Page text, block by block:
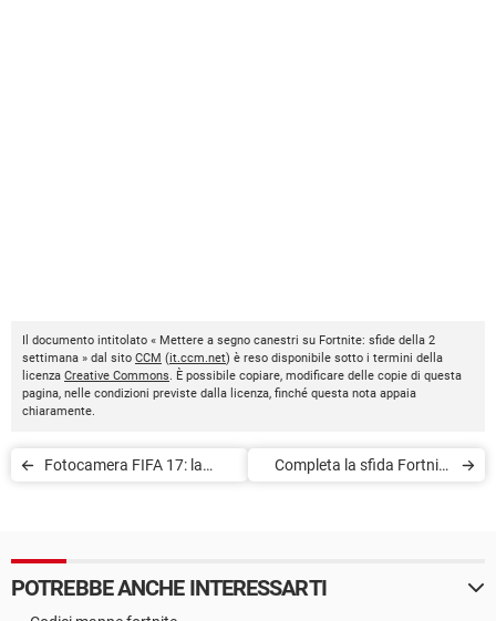
Il documento intitolato « Mettere a segno canestri su Fortnite: sfide della 2
settimana » dal sito CCM (it.ccm.net) è reso disponibile sotto i termini della
licenza Creative Commons. È possibile copiare, modificare delle copie di questa
pagina, nelle condizioni previste dalla licenza, finché questa nota appaia
chiaramente.
Fotocamera FIFA 17: la
Completa la sfida Fortnite
POTREBBE ANCHE INTERESSARTI